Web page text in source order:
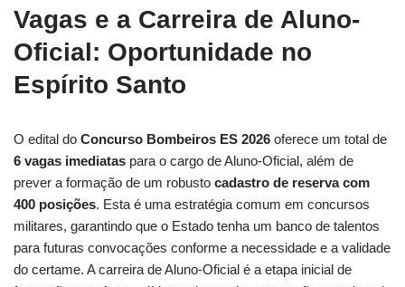
Vagas e a Carreira de Aluno-
Oficial: Oportunidade no
Espírito Santo
O edital do Concurso Bombeiros ES 2026 oferece um total de
6 vagas imediatas para o cargo de Aluno-Oficial, além de
prever a formação de um robusto cadastro de reserva com
400 posições. Esta é uma estratégia comum em concursos
militares, garantindo que o Estado tenha um banco de talentos
para futuras convocações conforme a necessidade e a validade
do certame. A carreira de Aluno-Oficial é a etapa inicial de